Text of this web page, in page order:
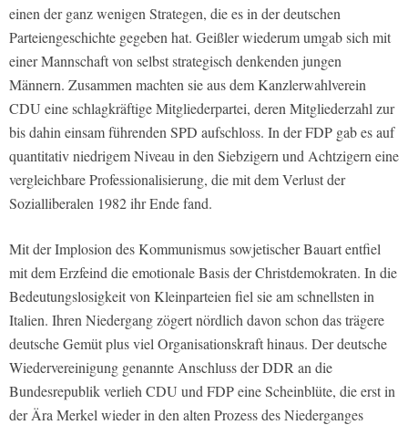
einen der ganz wenigen Strategen, die es in der deutschen
Parteiengeschichte gegeben hat. Geißler wiederum umgab sich mit
einer Mannschaft von selbst strategisch denkenden jungen
Männern. Zusammen machten sie aus dem Kanzlerwahlverein
CDU eine schlagkräftige Mitgliederpartei, deren Mitgliederzahl zur
bis dahin einsam führenden SPD aufschloss. In der FDP gab es auf
quantitativ niedrigem Niveau in den Siebzigern und Achtzigern eine
vergleichbare Professionalisierung, die mit dem Verlust der
Sozialliberalen 1982 ihr Ende fand.
Mit der Implosion des Kommunismus sowjetischer Bauart entfiel
mit dem Erzfeind die emotionale Basis der Christdemokraten. In die
Bedeutungslosigkeit von Kleinparteien fiel sie am schnellsten in
Italien. Ihren Niedergang zögert nördlich davon schon das trägere
deutsche Gemüt plus viel Organisationskraft hinaus. Der deutsche
Wiedervereinigung genannte Anschluss der DDR an die
Bundesrepublik verlieh CDU und FDP eine Scheinblüte, die erst in
der Ära Merkel wieder in den alten Prozess des Niederganges